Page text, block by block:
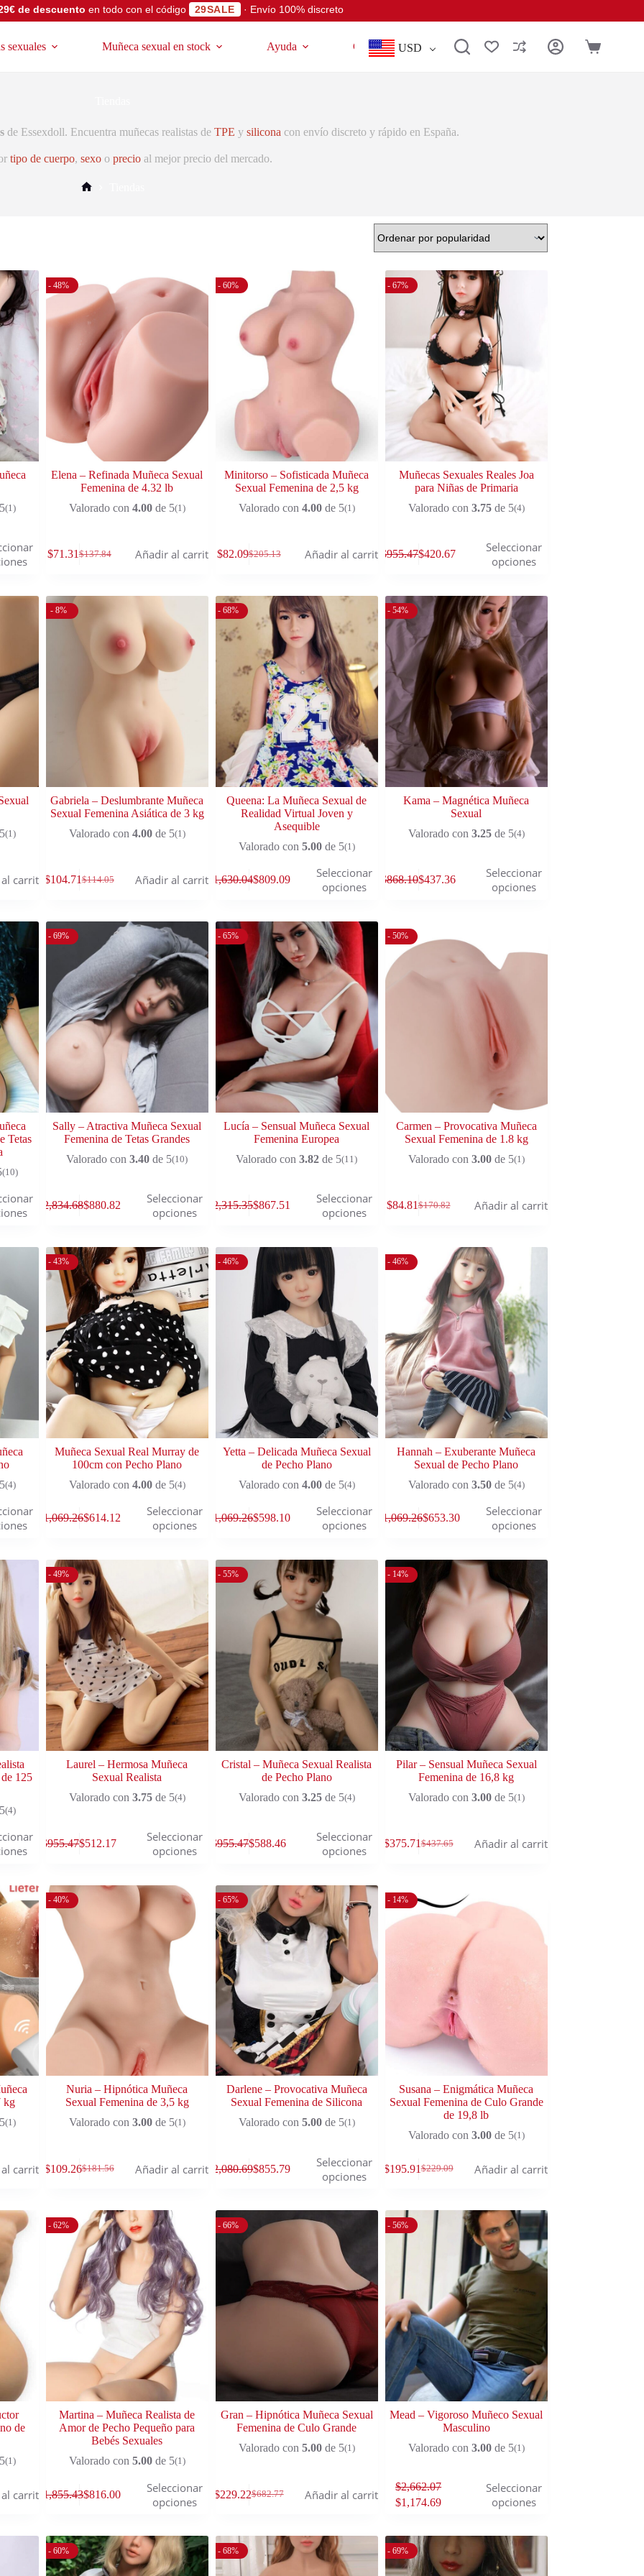
de descuento en todo con el código 29SALE · Envío 100% discreto
sexuales Muñeca sexual en stock Ayuda Conectar USD
de Essexdoll. Encuentra muñecas realistas deTPE ysilicona con envío discreto y rápido en España.
tipo de cuerpo,sexo oprecio al mejor precio del mercado.
(1)
- 48%
Elena – Refinada Muñeca Sexual
Femenina de 4.32 lb
Valorado con 4.00de 5(1)
$137.84
$71.31 Añadir al carrito
- 60%
Minitorso – Sofisticada Muñeca
Sexual Femenina de 2,5 kg
Valorado con 4.00de 5(1)
$205.13
$82.09 Añadir al carrito
- 67%
Muñecas Sexuales Reales Joa
para Niñas de Primaria
Valorado con 3.75de 5(4)
$955.47$420.67
Seleccionar
opciones
(1)
carrito
- 8%
Gabriela – Deslumbrante Muñeca
Sexual Femenina Asiática de 3 kg
Valorado con 4.00de 5(1)
$114.05
$104.71 Añadir al carrito
- 68%
Queena: La Muñeca Sexual de
Realidad Virtual Joven y
Asequible
Valorado con 5.00de 5(1)
$ 1,630.04$809.09
Seleccionar
opciones
- 54%
Kama – Magnética Muñeca
Sexual
Valorado con 3.25de 5(4)
$868.10$437.36
Seleccionar
opciones
Tetas
(10)
- 69%
Sally – Atractiva Muñeca Sexual
Femenina de Tetas Grandes
Valorado con3.40 de 5(10)
2,834.68$880.82
Seleccionar
opciones
- 65%
Lucía – Sensual Muñeca Sexual
Femenina Europea
Valorado con3.82 de 5(11)
2,315.35$867.51
Seleccionar
opciones
- 50%
Carmen – Provocativa Muñeca
Sexual Femenina de 1.8 kg
Valorado con 3.00de 5(1)
$170.82
$84.81 Añadir al carrito
(4)
- 43%
Muñeca Sexual Real Murray de
100cm con Pecho Plano
Valorado con 4.00de 5(4)
1,069.26$614.12
Seleccionar
opciones
- 46%
Yetta – Delicada Muñeca Sexual
de Pecho Plano
Valorado con 4.00de 5(4)
1,069.26$598.10
Seleccionar
opciones
- 46%
Hannah – Exuberante Muñeca
Sexual de Pecho Plano
Valorado con 3.50de 5(4)
1,069.26$653.30
Seleccionar
opciones
125
(4)
- 49%
Laurel – Hermosa Muñeca
Sexual Realista
Valorado con 3.75de 5(4)
$955.47$512.17
Seleccionar
opciones
- 55%
Cristal – Muñeca Sexual Realista
de Pecho Plano
Valorado con 3.25de 5(4)
$955.47$588.46
Seleccionar
opciones
- 14%
Pilar – Sensual Muñeca Sexual
Femenina de 16,8 kg
Valorado con 3.00de 5(1)
$437.65
$375.71 Añadir al carrito
kg
(1)
carrito
- 40%
Nuria – Hipnótica Muñeca
Sexual Femenina de 3,5 kg
Valorado con 3.00de 5(1)
$181.56
$109.26 Añadir al carrito
- 65%
Darlene – Provocativa Muñeca
Sexual Femenina de Silicona
Valorado con 5.00de 5(1)
$ 2,080.69$855.79
Seleccionar
opciones
- 14%
Susana – Enigmática Muñeca
Sexual Femenina de Culo Grande
de 19,8 lb
Valorado con 3.00de 5(1)
$229.09
$195.91 Añadir al carrito
de
(1)
carrito
- 62%
Martina – Muñeca Realista de
Amor de Pecho Pequeño para
Bebés Sexuales
Valorado con 5.00de 5(1)
$ 1,855.43$816.00
Seleccionar
opciones
- 66%
Gran – Hipnótica Muñeca Sexual
Femenina de Culo Grande
Valorado con 5.00de 5(1)
$682.77
$229.22 Añadir al carrito
- 56%
Mead – Vigoroso Muñeco Sexual
Masculino
Valorado con 3.00de 5(1)
$2,662.07
$1,174.69
Seleccionar
opciones
- 60% - 68% - 69%